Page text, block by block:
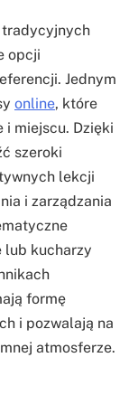
tradycyjnych
opcji
Jednym
online, które
i miejscu. Dzięki
szeroki
lekcji
i zarządzania
lub kucharzy
formę
i pozwalają na
atmosferze.